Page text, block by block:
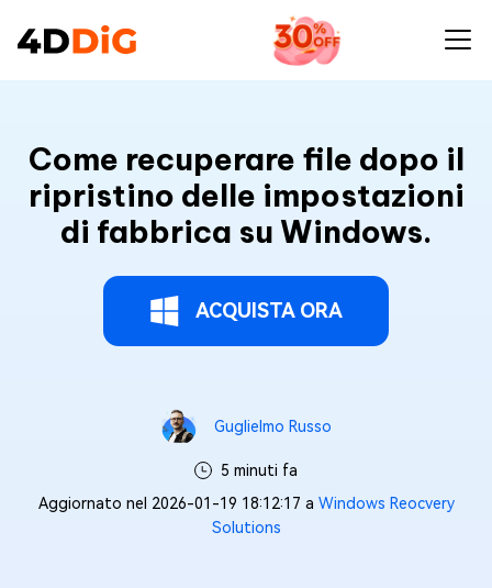
Come recuperare file dopo il
ripristino delle impostazioni
di fabbrica su Windows.
ACQUISTA ORA
Guglielmo Russo
5 minuti fa
Aggiornato nel 2026-01-19 18:12:17 a Windows Reocvery
Solutions